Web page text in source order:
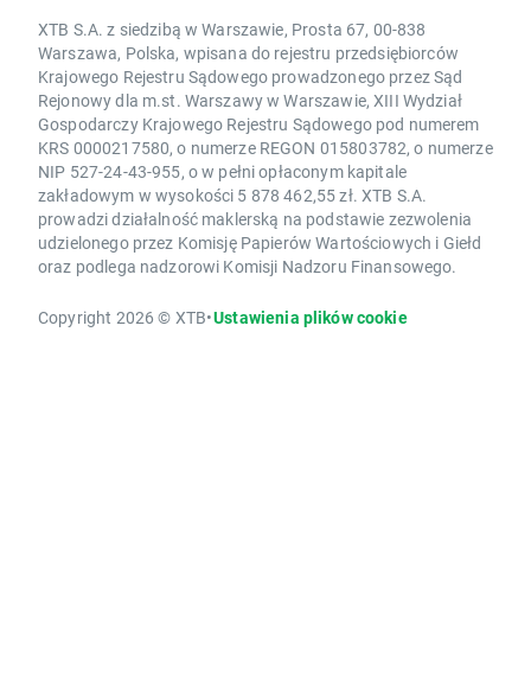
XTB S.A. z siedzibą w Warszawie, Prosta 67, 00-838
Warszawa, Polska, wpisana do rejestru przedsiębiorców
Krajowego Rejestru Sądowego prowadzonego przez Sąd
Rejonowy dla m.st. Warszawy w Warszawie, XIII Wydział
Gospodarczy Krajowego Rejestru Sądowego pod numerem
KRS 0000217580, o numerze REGON 015803782, o numerze
NIP 527-24-43-955, o w pełni opłaconym kapitale
zakładowym w wysokości 5 878 462,55 zł. XTB S.A.
prowadzi działalność maklerską na podstawie zezwolenia
udzielonego przez Komisję Papierów Wartościowych i Giełd
oraz podlega nadzorowi Komisji Nadzoru Finansowego.
Copyright 2026 © XTB•Ustawienia plików cookie